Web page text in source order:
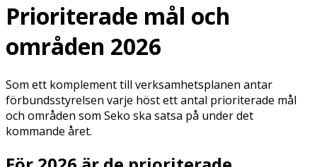
Prioriterade mål och
områden 2026
Som ett komplement till verksamhetsplanen antar
förbundsstyrelsen varje höst ett antal prioriterade mål
och områden som Seko ska satsa på under det
kommande året.